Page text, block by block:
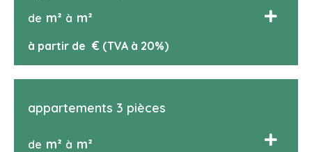
de m² à m²
à partir de € (TVA à 20%)
appartements 3 pièces
de m² à m²